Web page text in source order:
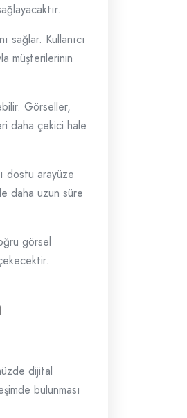
sağlar. Kullanıcı
müşterilerinin
Görseller,
daha çekici hale
dostu arayüze
daha uzun süre
görsel
dijital
bulunması